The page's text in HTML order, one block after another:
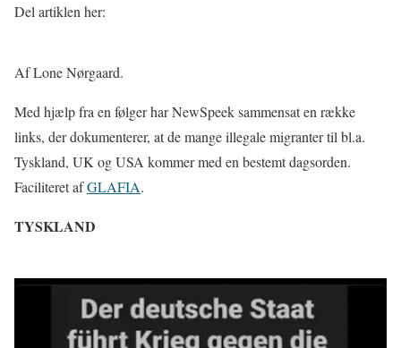
Del artiklen her:
Af Lone Nørgaard.
Med hjælp fra en følger har NewSpeek sammensat en række
links, der dokumenterer, at de mange illegale migranter til bl.a.
Tyskland, UK og USA kommer med en bestemt dagsorden.
Faciliteret afGLAFIA.
TYSKLAND